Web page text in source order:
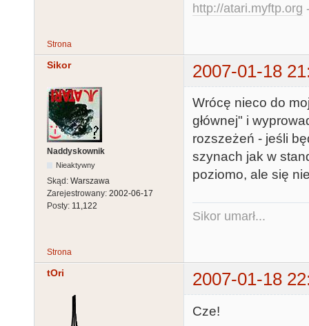
http://atari.myftp.org
Strona
Sikor 2007-01-18
Naddyskownik
Nieaktywny
Skąd: Warszawa
Zarejestrowany: 2002-06-17
Posty: 11,122
Wrócę nieco do
głównej" i
rozszeżeń - jeśli
szynach jak w
poziomo, ale się
Sikor umarł...
Strona
tOri 2007-01-18
Cze!